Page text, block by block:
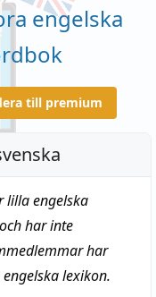
engelska
till premium
lilla engelska
har inte
har
lexikon.